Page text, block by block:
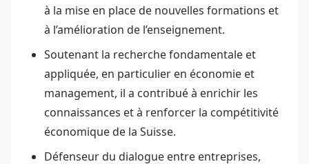
à la mise en place de nouvelles formations et
à l’amélioration de l’enseignement.
Soutenant la recherche fondamentale et
appliquée, en particulier en économie et
management, il a contribué à enrichir les
connaissances et à renforcer la compétitivité
économique de la Suisse.
Défenseur du dialogue entre entreprises,